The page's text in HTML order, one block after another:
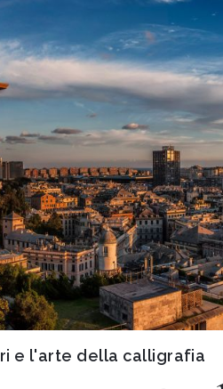
e l'arte della calligrafia